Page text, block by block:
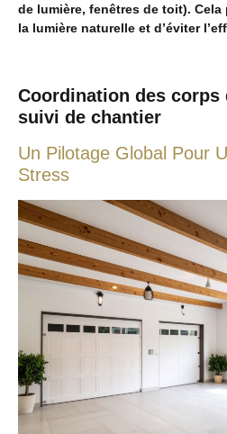
de lumière, fenêtres de toit). Cela
la lumière naturelle et d’éviter
Coordination des corps
suivi de chantier
Un Pilotage Global Pour
Stress